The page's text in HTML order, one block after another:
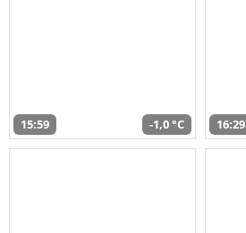
15:59 -1,0 °C 16:29